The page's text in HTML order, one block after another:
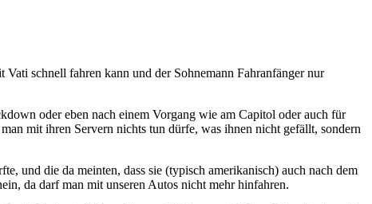
schnell fahren kann und der Sohnemann Fahranfänger nur
oder eben nach einem Vorgang wie am Capitol oder auch für
mit ihren Servern nichts tun dürfe, was ihnen nicht gefällt, sondern
und die da meinten, dass sie (typisch amerikanisch) auch nach dem
da darf man mit unseren Autos nicht mehr hinfahren.